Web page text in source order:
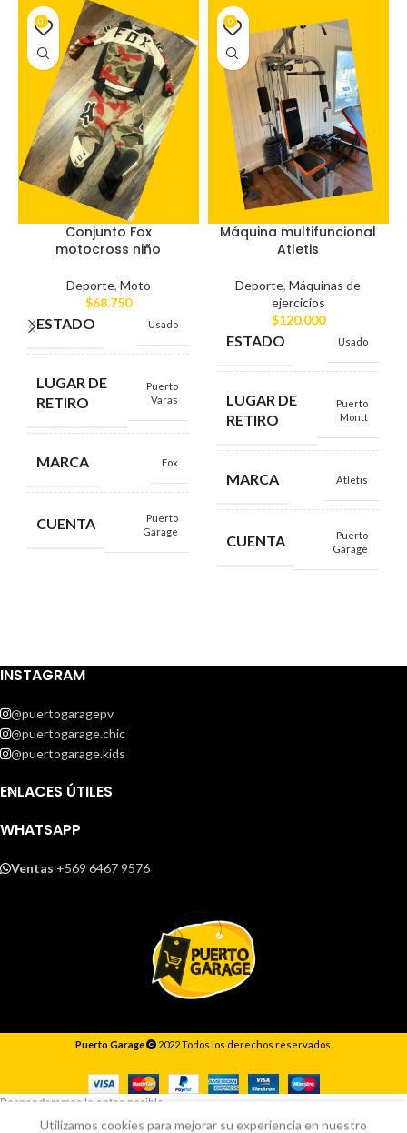
Conjunto Fox
motocross niño
Deporte, Moto
$68.750
ESTADO Usado
LUGAR DE
RETIRO
Puerto
Varas
MARCA Fox
CUENTA
Puerto
Garage
0
Máquina multifuncional
Atletis
Deporte,Máquinas de
ejercicios
$120.000
ESTADO Usado
LUGAR DE
RETIRO
Puerto
Montt
MARCA Atletis
CUENTA
Puerto
Garage
0
INSTAGRAM
@puertogaragepv
@puertogarage.chic
@puertogarage.kids
ENLACES ÚTILES
WHATSAPP
Ventas +569 6467 9576
Puerto Garage 2022 Todos los derechos reservados.
Utilizamos cookies para mejorar su experiencia en nuestro
Responderemos lo antes posible.